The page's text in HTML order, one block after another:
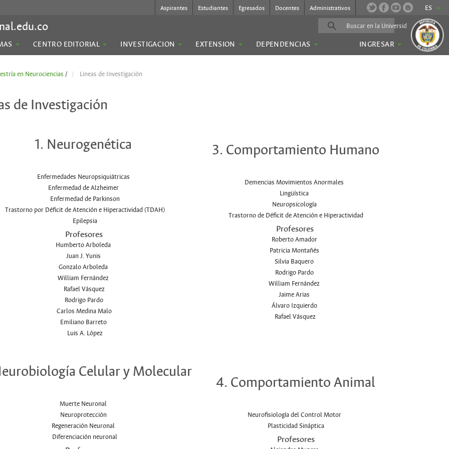
ES
Aspirantes Estudiantes Egresados Docentes Administrativos
CENTRO EDITORIAL INVESTIGACION EXTENSION DEPENDENCIAS INGRESAR
en Neurociencias / Lineas de Investigación
de Investigación
1. Neurogenética
Enfermedades Neuropsiquiátricas
Enfermedad de Alzheimer
Enfermedad de Parkinson
Trastorno por Déficit de Atención e Hiperactividad (TDAH)
Epilepsia
Profesores
Humberto Arboleda
Juan J. Yunis
Gonzalo Arboleda
William Fernández
Rafael Vásquez
Rodrigo Pardo
Carlos Medina Malo
Emiliano Barreto
Luis A. López
3. Comportamiento Humano
Demencias Movimientos Anormales
Lingüística
Neuropsicología
Trastorno de Déficit de Atención e Hiperactividad
Profesores
Roberto Amador
Patricia Montañés
Silvia Baquero
Rodrigo Pardo
William Fernández
Jaime Arias
Álvaro Izquierdo
Rafael Vásquez
Celular y Molecular
Muerte Neuronal
Neuroprotección
Regeneración Neuronal
Diferenciación neuronal
4. Comportamiento Animal
Neurofisiología del Control Motor
Plasticidad Sináptica
Profesores